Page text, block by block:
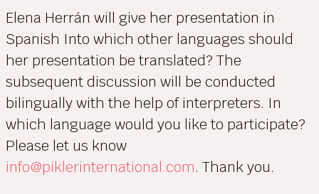
Elena Herrán will give her presentation in
Spanish Into which other languages should
her presentation be translated? The
subsequent discussion will be conducted
bilingually with the help of interpreters. In
which language would you like to participate?
Please let us know
info@piklerinternational.com. Thank you.